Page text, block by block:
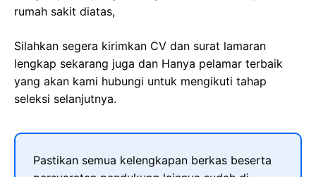
rumah sakit diatas,
Silahkan segera kirimkan CV dan surat lamaran
lengkap sekarang juga dan Hanya pelamar terbaik
yang akan kami hubungi untuk mengikuti tahap
seleksi selanjutnya.
Pastikan semua kelengkapan berkas beserta